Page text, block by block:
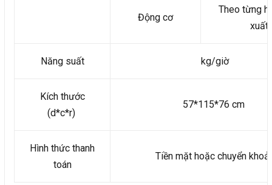
Động cơ
Theo từng
xuất
Năng suất kg/giờ
Kích thước
(d*c*r)
57*115*76 cm
Hình thức thanh
toán
Tiền mặt hoặc chuyển